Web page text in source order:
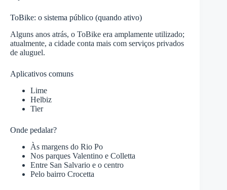
ToBike: o sistema público (quando ativo)
Alguns anos atrás, o ToBike era amplamente utilizado;
atualmente, a cidade conta mais com serviços privados
de aluguel.
Aplicativos comuns
Lime
Helbiz
Tier
Onde pedalar?
Às margens do Rio Po
Nos parques Valentino e Colletta
Entre San Salvario e o centro
Pelo bairro Crocetta